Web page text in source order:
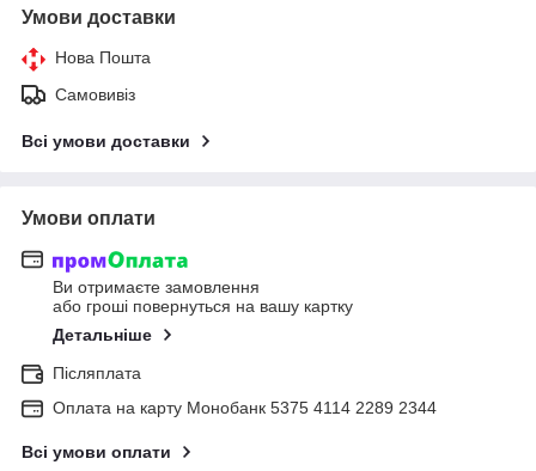
Умови доставки
Нова Пошта
Самовивіз
Всі умови доставки
Умови оплати
Ви отримаєте замовлення
або гроші повернуться на вашу картку
Детальніше
Післяплата
Оплата на карту Монобанк 5375 4114 2289 2344
Всі умови оплати